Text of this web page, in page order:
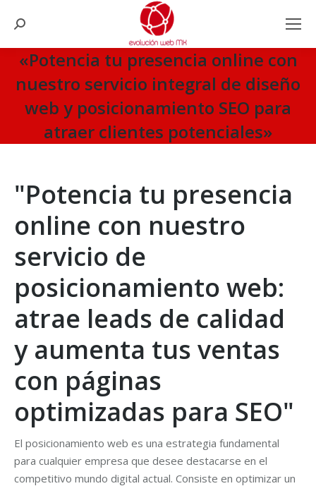
Search:
«Potencia tu presencia online con
nuestro servicio integral de diseño
web y posicionamiento SEO para
atraer clientes potenciales»
"Potencia tu presencia
online con nuestro
servicio de
posicionamiento web:
atrae leads de calidad
y aumenta tus ventas
con páginas
optimizadas para SEO"
El posicionamiento web es una estrategia fundamental
para cualquier empresa que desee destacarse en el
competitivo mundo digital actual. Consiste en optimizar un